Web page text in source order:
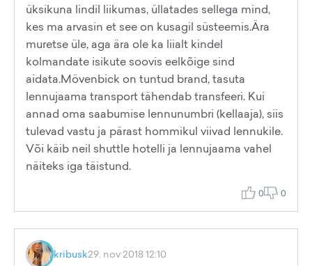
üksikuna lindil liikumas, üllatades sellega mind,
kes ma arvasin et see on kusagil süsteemis.Ära
muretse üle, aga ära ole ka liialt kindel
kolmandate isikute soovis eelkõige sind
aidata.Mövenbick on tuntud brand, tasuta
lennujaama transport tähendab transfeeri. Kui
annad oma saabumise lennunumbri (kellaaja), siis
tulevad vastu ja pärast hommikul viivad lennukile.
Või käib neil shuttle hotelli ja lennujaama vahel
näiteks iga täistund.
0 0
kribusk29. nov 2018 12:10